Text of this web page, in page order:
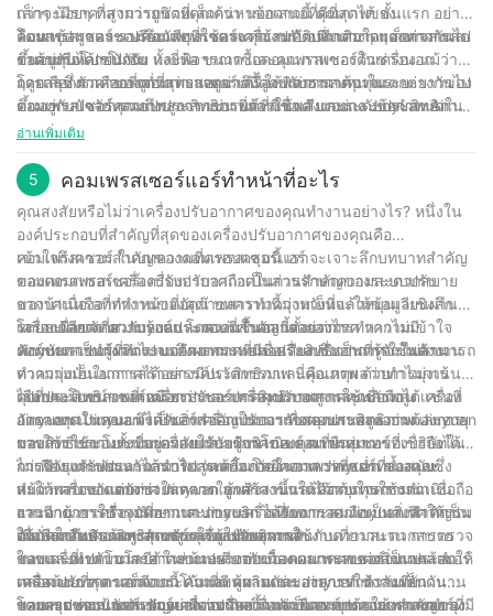
กว่าจะมีราคาสูงกว่ายูนิตที่เล็กกว่า นอกจากนี้ คุณภาพของ
คอมเพรสเซอร์ รวมถึงวัสดุที่ใช้และคุณสมบัติเพิ่มเติมใดๆ ก็อาจส่งผล
ต่อต้นทุนได้เช่นกัน
เล็กๆ น้อยๆ ที่สามารถช่วยคุณค้นหาข้อเสนอที่ดีที่สุดได้ ขั้นแรก อย่า
ลืมหาข้อมูลและเปรียบเทียบราคาจากร้านค้าปลีกต่างๆ มองหาการลด
ราคาหรือโปรโมชัน และพิจารณาซื้อคอมเพรสเซอร์ในช่วงนอก
ฤดูกาลซึ่งราคาอาจต่ำกว่า นอกจากนี้ ให้พิจารณาต้นทุนระยะยาวของ
คอมเพรสเซอร์ รวมถึงประสิทธิภาพการใช้พลังงานและข้อกำหนดใน
การบำรุงรักษา เพื่อให้มั่นใจว่าคุณจะได้รับความคุ้มค่ากับเงินที่เสียไป
โดยสรุป ราคาของคอมเพรสเซอร์เครื่องปรับอากาศอาจแตกต่างกันไป
ขึ้นอยู่กับหลายปัจจัย ทั้งยี่ห้อ ขนาด และคุณภาพของตัวเครื่อง แม้ว่า
การเลือกตัวเลือกที่ถูกที่สุดอาจดูน่าดึงดูด แต่การลงทุนใน
คอมเพรสเซอร์คุณภาพสูงจากแบรนด์ที่มีชื่อเสียงอย่าง Jinyuan Air
Compressor จะช่วยให้คุณประหยัดเงินได้ในระยะยาว อย่าลืมหา
คอมเพรสเซอร์เครื่องปรับอากาศสำหรับบ้านหรือพื้นที่สำนักงานของ
คุณ
โดยสรุป ราคาของคอมเพรสเซอร์เครื่องปรับอากาศอาจแตกต่างกันไป
ขึ้นอยู่กับปัจจัยหลายประการ เช่น ยี่ห้อ ขนาด และระดับประสิทธิภาพ
สิ่งสำคัญคือต้องทำการวิจัยอย่างละเอียดและปรึกษากับผู้เชี่ยวชาญเพื่อ
ประสบการณ์ 30 ปีในอุตสาหกรรมนี้ บริษัทของเรามีความพร้อมที่จะ
ให้คำแนะนำจากผู้เชี่ยวชาญและผลิตภัณฑ์คุณภาพสูงเพื่อให้แน่ใจว่า
ระบบเครื่องปรับอากาศของคุณทำงานได้ดีที่สุด ไม่ว่าคุณกำลัง
พิจารณาเปลี่ยนคอมเพรสเซอร์หรือกำลังมองหาบริการบำรุงรักษา เรา
พร้อมช่วยเหลือคุณในทุกขั้นตอน ติดต่อเราวันนี้เพื่อเรียนรู้เพิ่มเติมว่า
เราจะช่วยให้บ้านของคุณเย็นสบายได้อย่างไร
อ่านเพิ่มเติม
5 คอมเพรสเซอร์แอร์ทำหน้าที่อะไร
คุณสงสัยหรือไม่ว่าเครื่องปรับอากาศของคุณทำงานอย่างไร? หนึ่งใน
องค์ประกอบที่สำคัญที่สุดของเครื่องปรับอากาศของคุณคือ
คอมเพรสเซอร์ ในบทความที่ครอบคลุมนี้ เราจะเจาะลึกบทบาทสำคัญ
ของคอมเพรสเซอร์เครื่องปรับอากาศในการรักษาความสะดวกสบาย
ของบ้านหรือที่ทำงานของคุณ บทความนี้มุ่งหวังที่จะให้ข้อมูลเชิงลึก
โดยละเอียดเกี่ยวกับองค์ประกอบที่สำคัญนี้ตั้งแต่การทำความเข้าใจ
ฟังก์ชันการทำงานไปจนถึงผลกระทบต่อประสิทธิภาพการใช้พลังงาน
เข้าใจถึงความสำคัญของคอมเพรสเซอร์แอร์
คอมเพรสเซอร์เครื่องปรับอากาศถือเป็นส่วนสำคัญของระบบปรับ
อากาศเนื่องจากทำหน้าที่อัดก๊าซสารทำความเย็นแล้วหมุนเวียนผ่าน
ระบบเพื่อขจัดความร้อนและความชื้นออกจากอากาศ หากไม่มี
คอมเพรสเซอร์ที่ทำงานอย่างเหมาะสม เครื่องปรับอากาศจะไม่สามารถ
ทำความเย็นอากาศได้อย่างมีประสิทธิภาพ นี่คือเหตุผลว่าทำไมการ
เลือกคอมเพรสเซอร์เครื่องปรับอากาศคุณภาพสูงและเชื่อถือได้ เช่นที่
Jinyuan นำเสนอ จึงเป็นสิ่งสำคัญในการรับรองประสิทธิภาพและอายุ
การใช้งานของระบบเครื่องปรับอากาศของคุณที่ยืนยาว
เครื่องอัดอากาศ Jinyuan โดดเด่นในตลาดอย่างไร
Jinyuan เป็นผู้ผลิตระบบอัดอากาศที่มีชื่อเสียง ซึ่งเป็นที่รู้จักในด้าน
ความมุ่งมั่นในการสร้างสรรค์นวัตกรรมและคุณภาพ ด้วยการมุ่งเน้น
ไปที่ประสิทธิภาพที่เหนือกว่าและประสิทธิภาพการใช้พลังงาน เครื่อง
อัดอากาศ Jinyuan ได้รับการออกแบบมาเพื่อตอบสนองความต้องการ
ของการใช้งานทั้งที่อยู่อาศัยและเชิงพาณิชย์ ความทุ่มเทของบริษัทใน
การวิจัยและพัฒนาได้นำไปสู่เทคโนโลยีคอมเพรสเซอร์ที่ล้ำสมัยซึ่ง
ทำให้พวกเขาแตกต่างในตลาด ลูกค้าสามารถไว้วางใจความน่าเชื่อถือ
และอายุการใช้งานที่ยาวนานของเครื่องอัดอากาศ Jinyuan ทำให้เป็น
ตัวเลือกอันดับต้นๆ สำหรับระบบปรับอากาศ
คุณประโยชน์ของคอมเพรสเซอร์เครื่องปรับอากาศคุณภาพสูง
การลงทุนในคอมเพรสเซอร์เครื่องปรับอากาศคุณภาพสูงอย่าง Jinyuan
มอบสิทธิประโยชน์มากมายให้กับผู้บริโภค คอมเพรสเซอร์ที่เชื่อถือได้
ไม่เพียงแต่รับประกันสภาพแวดล้อมภายในอาคารที่สม่ำเสมอและ
สะดวกสบาย แต่ยังช่วยลดการใช้พลังงานและลดต้นทุนการดำเนิน
งานอีกด้วย เครื่องอัดอากาศ Jinyuan ได้รับการออกแบบทางวิศวกรรม
เพื่อประสิทธิภาพสูงสุด ช่วยให้ผู้ใช้เพลิดเพลินกับความสะดวกสบาย
ของเครื่องปรับอากาศ ในขณะเดียวกันก็ลดผลกระทบต่อสิ่งแวดล้อมให้
เหลือน้อยที่สุด นอกจากนี้ ความทนทานและอายุการใช้งานที่ยาวนาน
ของคอมเพรสเซอร์ Jinyuan หมายความว่าพวกเขาต้องการการบำรุง
การบำรุงรักษาและการบริการเครื่องอัดอากาศ Jinyuan ของคุณ
แม้ว่าเครื่องอัดอากาศ Jinyuan ถูกสร้างขึ้นให้มีอายุการใช้งาน
ยาวนาน การบำรุงรักษาและการบริการที่เหมาะสมถือเป็นสิ่งสำคัญเพื่อ
ให้มั่นใจถึงประสิทธิภาพสูงสุดและอายุการใช้งานที่ยาวนาน การตรวจ
สอบและทำความสะอาดส่วนประกอบของคอมเพรสเซอร์เป็นประจำ
ตลอดจนการตรวจสอบระดับและความดันของสารทำความเย็น
สามารถช่วยป้องกันปัญหาที่อาจเกิดขึ้นและยืดอายุการใช้งานของ
อนาคตของคอมเพรสเซอร์เครื่องปรับอากาศ
ในขณะที่เทคโนโลยีก้าวหน้าอย่างต่อเนื่อง อนาคตของคอมเพรสเซอร์
เครื่องปรับอากาศก็มีแนวโน้มที่ดี ผู้ผลิตเช่น Jinyuan กำลังผลักดัน
ขอบเขตของนวัตกรรมอย่างต่อเนื่องเพื่อพัฒนาระบบคอมเพรสเซอร์ที่มี
โดยสรุป คอมเพรสเซอร์เครื่องปรับอากาศเป็นองค์ประกอบสำคัญของ